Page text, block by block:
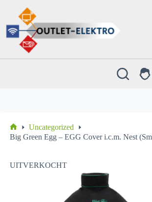
inhoud
Home
Uncategorized
Big Green Egg – EGG Cover i.c.m. Nest
UITVERKOCHT